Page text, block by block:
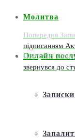
Молитва
Онлайн
Записки
Попередня
підписанням
Наступна Запис
звернувся до